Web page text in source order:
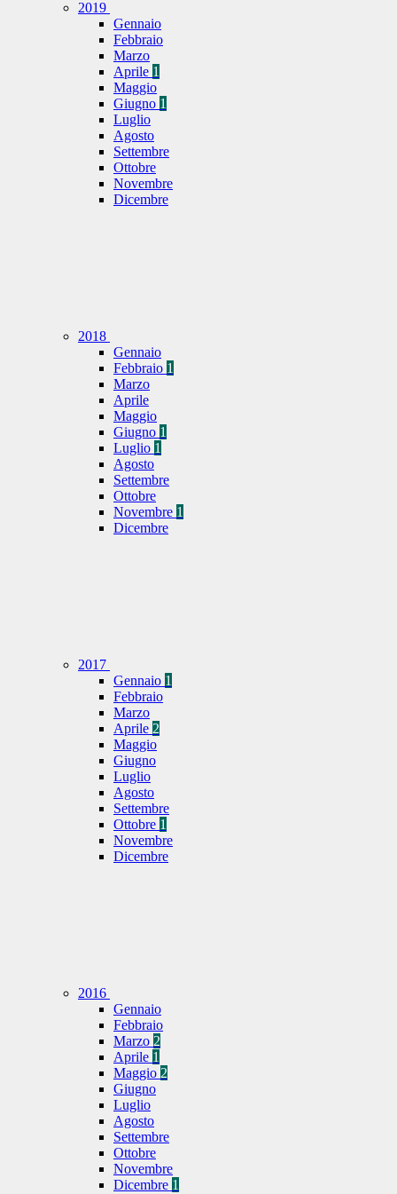
2019
Gennaio
Febbraio
Marzo
Aprile 1
Maggio
Giugno 1
Luglio
Agosto
Settembre
Ottobre
Novembre
Dicembre
2018
Gennaio
Febbraio 1
Marzo
Aprile
Maggio
Giugno 1
Luglio 1
Agosto
Settembre
Ottobre
Novembre 1
Dicembre
2017
Gennaio 1
Febbraio
Marzo
Aprile 2
Maggio
Giugno
Luglio
Agosto
Settembre
Ottobre 1
Novembre
Dicembre
2016
Gennaio
Febbraio
Marzo 2
Aprile 1
Maggio 2
Giugno
Luglio
Agosto
Settembre
Ottobre
Novembre
Dicembre 1